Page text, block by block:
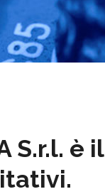
S.r.l. è il